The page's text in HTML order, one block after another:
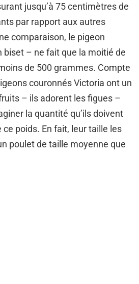
jusqu’à 75 centimètres de
par rapport aux autres
comparaison, le pigeon
biset – ne fait que la moitié de
de 500 grammes. Compte
couronnés Victoria ont un
– ils adorent les figues –
la quantité qu’ils doivent
poids. En fait, leur taille les
poulet de taille moyenne que